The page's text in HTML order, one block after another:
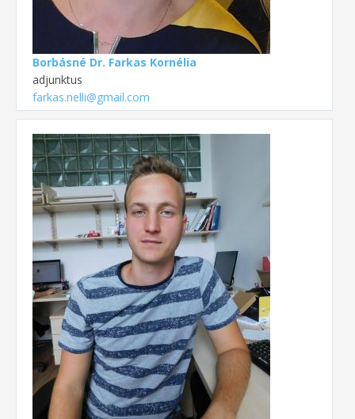
Borbásné Dr. Farkas Kornélia
adjunktus
farkas.nelli@gmail.com